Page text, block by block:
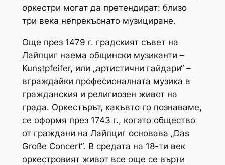
оркестри могат да претендират: близо
три века непрекъснато музициране.
Още през 1479 г. градският съвет на
Лайпциг наема общински музиканти –
Kunstpfeifer, или „артистични гайдари“ –
вграждайки професионалната музика в
гражданския и религиозен живот на
града. Оркестърът, какъвто го познаваме,
се оформя през 1743 г., когато общество
от граждани на Лайпциг основава „Das
Große Concert“. В средата на 18-ти век
оркестровият живот все още се върти